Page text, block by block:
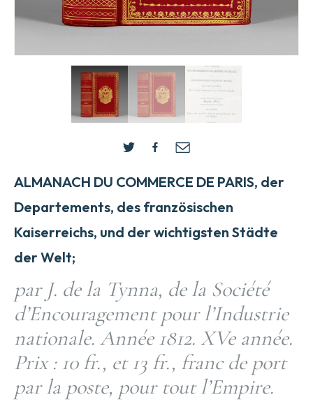
ALMANACH DU COMMERCE DE PARIS, der
Departements, des französischen
Kaiserreichs, und der wichtigsten Städte
der Welt;
par J. de la Tynna, de la Société
d’Encouragement pour l’Industrie
nationale. Année 1812. XVe année.
Prix : 10 fr., et 13 fr., franc de port
par la poste, pour tout l’Empire.